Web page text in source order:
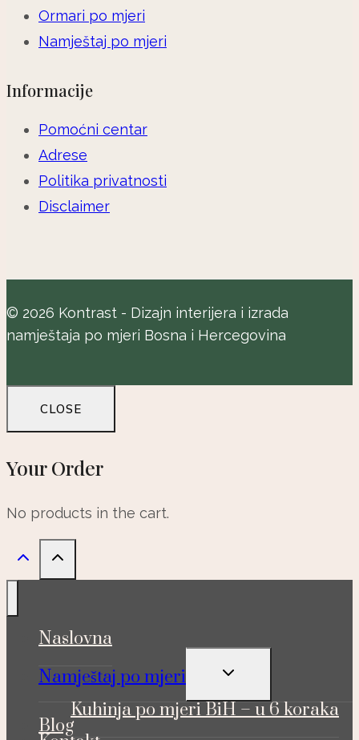
Ormari po mjeri
Namještaj po mjeri
Informacije
Pomoćni centar
Adrese
Politika privatnosti
Disclaimer
© 2026 Kontrast - Dizajn interijera i izrada
namještaja po mjeri Bosna i Hercegovina
CLOSE
Your Order
No products in the cart.
Naslovna
Namještaj po mjeri
TOGGLE
MENU
Kuhinja po mjeri BiH – u 6 koraka
Blog